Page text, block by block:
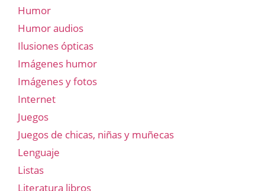
Humor
Humor audios
Ilusiones ópticas
Imágenes humor
Imágenes y fotos
Internet
Juegos
Juegos de chicas, niñas y muñecas
Lenguaje
Listas
Literatura libros